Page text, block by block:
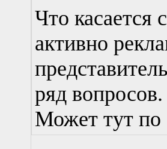
Что касается
активно
ряд вопросов.
Может тут по